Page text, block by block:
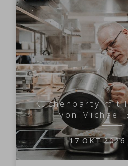
Küchenparty mit
von Michael
17 OKT 2026